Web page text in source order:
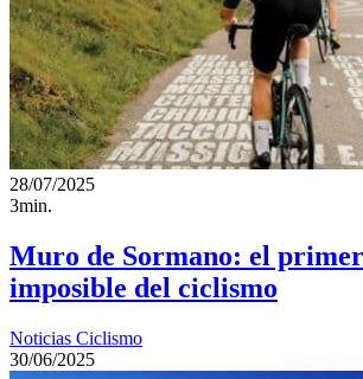
28/07/2025
3min.
Muro de Sormano: el
imposible del ciclismo
Noticias Ciclismo
30/06/2025